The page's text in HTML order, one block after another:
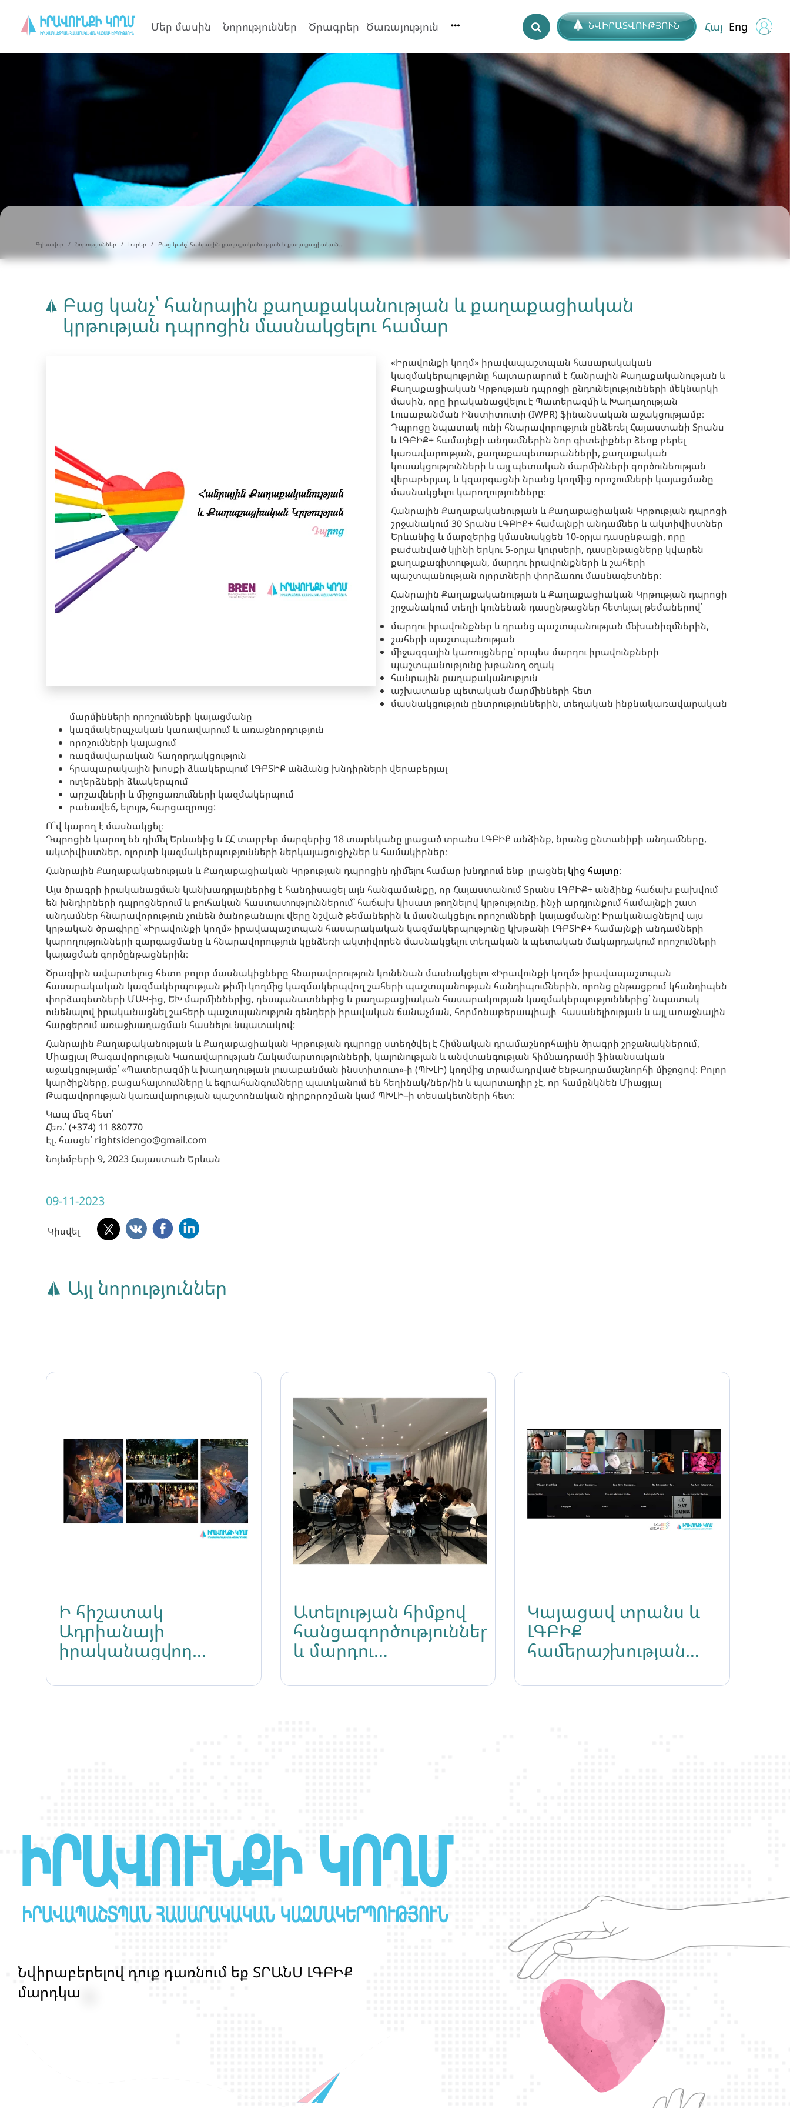
Մեր մասին Նորություններ Ծրագրեր Ծառայություն ՆՎԻՐԱՏՎՈՒԹՅՈՒՆ Հայ Eng
Գլխավոր Նորություններ Լուրեր Բաց կանչ՝ հանրային քաղաքականության և քաղաքացիական...
Բաց կանչ՝ հանրային քաղաքականության և քաղաքացիական
կրթության դպրոցին մասնակցելու համար
«Իրավունքի կողմ» իրավապաշտպան հասարակական
կազմակերպությունը հայտարարում է Հանրային Քաղաքականության և
Քաղաքացիական Կրթության դպրոցի ընդունելությունների մեկնարկի
մասին, որը իրականացվելու է Պատերազմի և Խաղաղության
Լուսաբանման Ինստիտուտի (IWPR) ֆինանսական աջակցությամբ։
Դպրոցը նպատակ ունի հնարավորություն ընձեռել Հայաստանի Տրանս
և ԼԳԲԻՔ+ համայնքի անդամներին նոր գիտելիքներ ձեռք բերել
կառավարության, քաղաքապետարանների, քաղաքական
կուսակցությունների և այլ պետական մարմինների գործունեության
վերաբերյալ, և կզարգացնի նրանց կողմից որոշումների կայացմանը
մասնակցելու կարողությունները։
Հանրային Քաղաքականության և Քաղաքացիական Կրթության դպրոցի
շրջանակում 30 Տրանս ԼԳԲԻՔ+ համայնքի անդամներ և ակտիվիստներ
Երևանից և մարզերից կմասնակցեն 10-օրյա դասընթացի, որը
բաժանված կլինի երկու 5-օրյա կուրսերի, դասընթացները կվարեն
քաղաքագիտության, մարդու իրավունքների և շահերի
պաշտպանության ոլորտների փորձառու մասնագետներ։
Հանրային Քաղաքականության և Քաղաքացիական Կրթության դպրոցի
շրջանակում տեղի կունենան դասընթացներ հետևյալ թեմաներով՝
մարդու իրավունքներ և դրանց պաշտպանության մեխանիզմներին,
շահերի պաշտպանության
միջազգային կառույցները՝ որպես մարդու իրավունքների
պաշտպանությունը խթանող օղակ
հանրային քաղաքականություն
աշխատանք պետական մարմինների հետ
մասնակցություն ընտրություններին, տեղական ինքնակառավարական
մարմինների որոշումների կայացմանը
կազմակերպչական կառավարում և առաջնորդություն
որոշումների կայացում
ռազմավարական հաղորդակցություն
հրապարակային խոսքի ձևակերպում ԼԳԲՏԻՔ անձանց խնդիրների վերաբերյալ
ուղերձների ձևակերպում
արշավների և միջոցառումների կազմակերպում
բանավեճ, ելույթ, հարցազրույց:
Ո՞վ կարող է մասնակցել։
Դպրոցին կարող են դիմել Երևանից և ՀՀ տարբեր մարզերից 18 տարեկանը լրացած տրանս ԼԳԲԻՔ անձինք, նրանց ընտանիքի անդամները,
ակտիվիստներ, ոլորտի կազմակերպությունների ներկայացուցիչներ և համակիրներ։
Հանրային Քաղաքականության և Քաղաքացիական Կրթության դպրոցին դիմելու համար խնդրում ենք լրացնել կից հայտը։
Այս ծրագրի իրականացման կանխադրյալներից է հանդիսացել այն հանգամանքը, որ Հայաստանում Տրանս ԼԳԲԻՔ+ անձինք հաճախ բախվում
են խնդիրների դպրոցներում և բուհական հաստատություններում՝ հաճախ կիսատ թողնելով կրթությունը, ինչի արդյունքում համայնքի շատ
անդամներ հնարավորություն չունեն ծանոթանալու վերը նշված թեմաներին և մասնակցելու որոշումների կայացմանը: Իրականացնելով այս
կրթական ծրագիրը՝ «Իրավունքի կողմ» իրավապաշտպան հասարակական կազմակերպությունը կխթանի ԼԳԲՏԻՔ+ համայնքի անդամների
կարողությունների զարգացմանը և հնարավորություն կընձեռի ակտիվորեն մասնակցելու տեղական և պետական մակարդակում որոշումների
կայացման գործընթացներին։
Ծրագիրն ավարտելուց հետո բոլոր մասնակիցները հնարավորություն կունենան մասնակցելու «Իրավունքի կողմ» իրավապաշտպան
հասարակական կազմակերպության թիմի կողմից կազմակերպվող շահերի պաշտպանության հանդիպումներին, որոնց ընթացքում կհանդիպեն
փորձագետների ՄԱԿ-ից, ԵԽ մարմիններից, դեսպանատներից և քաղաքացիական հասարակության կազմակերպություններից՝ նպատակ
ունենալով իրականացնել շահերի պաշտպանություն գենդերի իրավական ճանաչման, հորմոնաթերապիայի հասանելիության և այլ առաջնային
հարցերում առաջխաղացման հասնելու նպատակով:
Հանրային Քաղաքականության և Քաղաքացիական Կրթության դպրոցը ստեղծվել է Հիմնական դրամաշնորհային ծրագրի շրջանակներում,
Միացյալ Թագավորության Կառավարության Հակամարտությունների, կայունության և անվտանգության հիմնադրամի ֆինանսական
աջակցությամբ՝ «Պատերազմի և խաղաղության լուսաբանման ինստիտուտ»-ի (ՊԽԼԻ) կողմից տրամադրված ենթադրամաշնորհի միջոցով։ Բոլոր
կարծիքները, բացահայտումները և եզրահանգումները պատկանում են հեղինակ/ներ/ին և պարտադիր չէ, որ համընկնեն Միացյալ
Թագավորության կառավարության պաշտոնական դիրքորոշման կամ ՊԽԼԻ–ի տեսակետների հետ։
Կապ մեզ հետ՝
Հեռ.՝ (+374) 11 880770
Էլ. հասցե՝ rightsidengo@gmail.com
Նոյեմբերի 9, 2023 Հայաստան Երևան
09-11-2023
Կիսվել
Այլ նորություններ
Ի հիշատակ
Ադրիանայի
իրականացվող
ընթացքում մի խումբ
Ատելության հիմքով
հանցագործությունները
և մարդու
խախտումները
Կայացավ տրանս և
ԼԳԲԻՔ
համերաշխության
Նվիրաբերելով դոք դառնոմ եք ՏՐԱՆՍ ԼԳԲԻՔ
մարդկա